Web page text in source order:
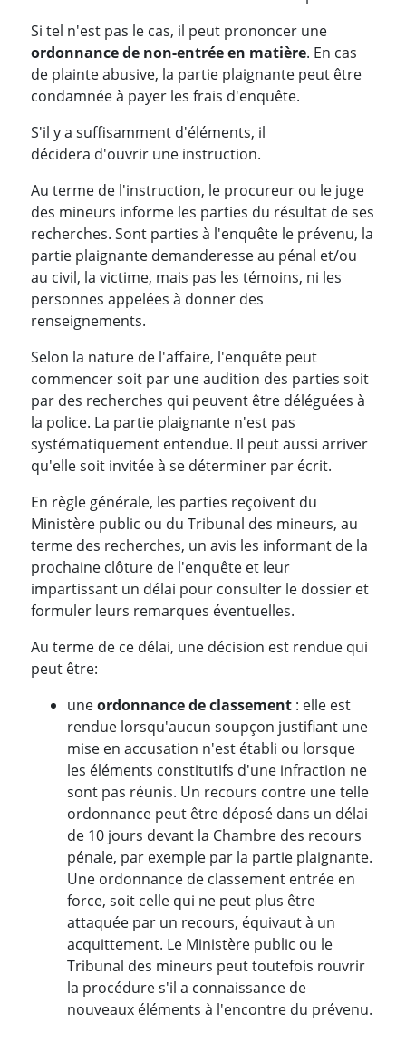
Si tel n'est pas le cas, il peut prononcer une
ordonnance de non-entrée en matière. En cas
de plainte abusive, la partie plaignante peut être
condamnée à payer les frais d'enquête.
S'il y a suffisamment d'éléments, il
décidera d'ouvrir une instruction.
Au terme de l'instruction, le procureur ou le juge
des mineurs informe les parties du résultat de ses
recherches. Sont parties à l'enquête le prévenu, la
partie plaignante demanderesse au pénal et/ou
au civil, la victime, mais pas les témoins, ni les
personnes appelées à donner des
renseignements.
Selon la nature de l'affaire, l'enquête peut
commencer soit par une audition des parties soit
par des recherches qui peuvent être déléguées à
la police. La partie plaignante n'est pas
systématiquement entendue. Il peut aussi arriver
qu'elle soit invitée à se déterminer par écrit.
En règle générale, les parties reçoivent du
Ministère public ou du Tribunal des mineurs, au
terme des recherches, un avis les informant de la
prochaine clôture de l'enquête et leur
impartissant un délai pour consulter le dossier et
formuler leurs remarques éventuelles.
Au terme de ce délai, une décision est rendue qui
peut être:
uneordonnance de classement : elle est
rendue lorsqu'aucun soupçon justifiant une
mise en accusation n'est établi ou lorsque
les éléments constitutifs d'une infraction ne
sont pas réunis. Un recours contre une telle
ordonnance peut être déposé dans un délai
de 10 jours devant la Chambre des recours
pénale, par exemple par la partie plaignante.
Une ordonnance de classement entrée en
force, soit celle qui ne peut plus être
attaquée par un recours, équivaut à un
acquittement. Le Ministère public ou le
Tribunal des mineurs peut toutefois rouvrir
la procédure s'il a connaissance de
nouveaux éléments à l'encontre du prévenu.